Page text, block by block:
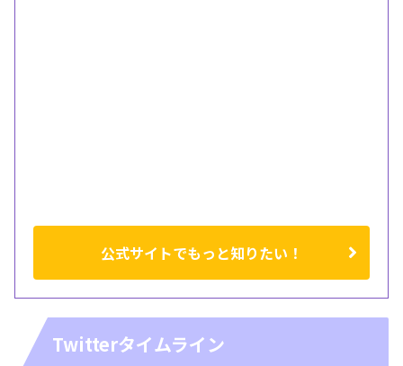
公式サイトでもっと知りたい！
Twitterタイムライン